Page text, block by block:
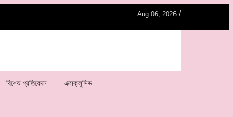
Aug 06, 2026 /
বিশেষ প্রতিবেদন এক্সক্লুসিভ